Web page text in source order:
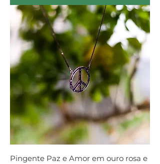
Pingente Paz e Amor em ouro rosa e